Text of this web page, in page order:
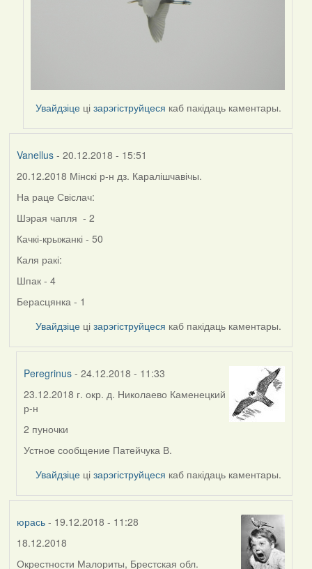
Увайдзіце цізарэгіструйцеся каб пакідаць каментары.
Vanellus- 20.12.2018 - 15:51
20.12.2018 Мінскі р-н дз. Каралішчавічы.
На раце Свіслач:
Шэрая чапля - 2
Качкі-крыжанкі - 50
Каля ракі:
Шпак - 4
Берасцянка - 1
Увайдзіце цізарэгіструйцеся каб пакідаць каментары.
Peregrinus - 24.12.2018 - 11:33
In
reply
to
Vanellus
23.12.2018 г. окр. д. Николаево Каменецкий
р-н
2 пуночки
Устное сообщение Патейчука В.
Увайдзіце цізарэгіструйцеся каб пакідаць каментары.
юрась- 19.12.2018 - 11:28
18.12.2018
Окрестности Малориты, Брестская обл.